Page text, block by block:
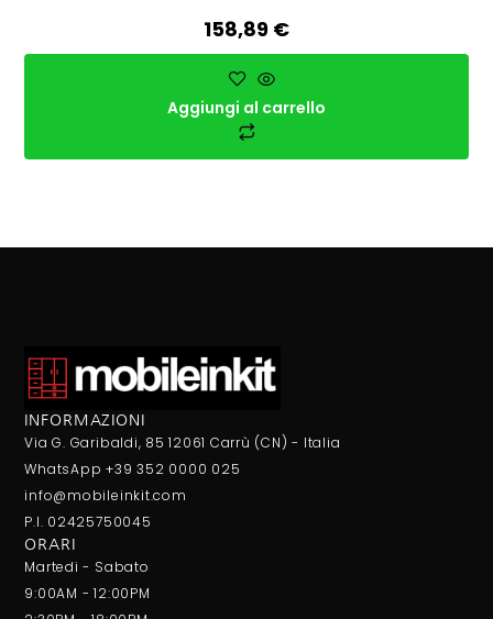
158,89 €
Aggiungi al carrello
INFORMAZIONI
Via G. Garibaldi, 85 12061 Carrù (CN) - Italia
WhatsApp +39 352 0000 025
info@mobileinkit.com
P.I. 02425750045
ORARI
Martedi - Sabato
9:00AM - 12:00PM